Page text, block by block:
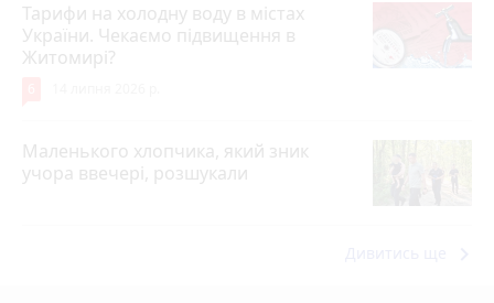
Тарифи на холодну воду в містах
України. Чекаємо підвищення в
Житомирі?
Маленького хлопчика, який зник
учора ввечері, розшукали